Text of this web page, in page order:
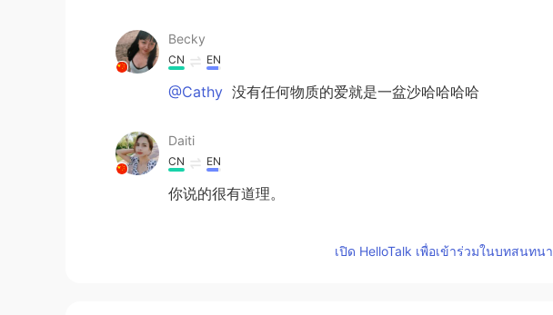
Becky
CN EN
@Cathy 没有任何物质的爱就是一盆沙哈哈哈哈
Daiti
CN EN
你说的很有道理。
เปิด HelloTalk เพื่อเข้าร่วมในบทสนทนา